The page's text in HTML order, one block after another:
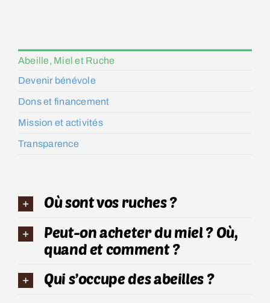
Abeille, Miel et Ruche
Devenir bénévole
Dons et financement
Mission et activités
Transparence
Où sont vos ruches ?
Peut-on acheter du miel ? Où,
quand et comment ?
Qui s’occupe des abeilles ?